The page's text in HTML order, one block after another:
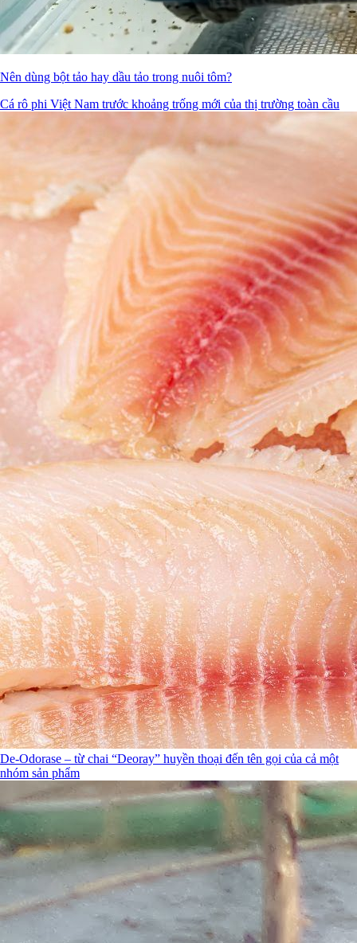
Nên dùng bột tảo hay dầu tảo trong nuôi tôm?
Cá rô phi Việt Nam trước khoảng trống mới của thị trường toàn cầu
De-Odorase – từ chai “Deoray” huyền thoại đến tên gọi của cả một
nhóm sản phẩm